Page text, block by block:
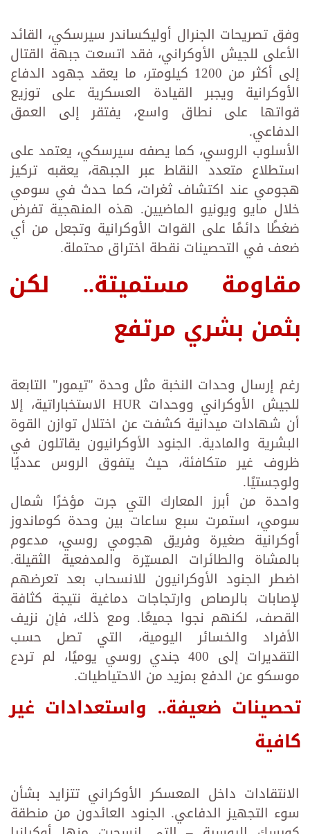
وفق تصريحات الجنرال أوليكساندر سيرسكي، القائد
الأعلى للجيش الأوكراني، فقد اتسعت جبهة القتال
إلى أكثر من 1200 كيلومتر، ما يعقد جهود الدفاع
الأوكرانية ويجبر القيادة العسكرية على توزيع
قواتها على نطاق واسع، يفتقر إلى العمق
الدفاعي.
الأسلوب الروسي، كما يصفه سيرسكي، يعتمد على
استطلاع متعدد النقاط عبر الجبهة، يعقبه تركيز
هجومي عند اكتشاف ثغرات، كما حدث في سومي
خلال مايو ويونيو الماضيين. هذه المنهجية تفرض
ضغطًا دائمًا على القوات الأوكرانية وتجعل من أي
ضعف في التحصينات نقطة اختراق محتملة.
مقاومة مستميتة.. لكن
بثمن بشري مرتفع
رغم إرسال وحدات النخبة مثل وحدة "تيمور" التابعة
للجيش الأوكراني ووحدات HUR الاستخباراتية، إلا
أن شهادات ميدانية كشفت عن اختلال توازن القوة
البشرية والمادية. الجنود الأوكرانيون يقاتلون في
ظروف غير متكافئة، حيث يتفوق الروس عدديًا
ولوجستيًا.
واحدة من أبرز المعارك التي جرت مؤخرًا شمال
سومي، استمرت سبع ساعات بين وحدة كوماندوز
أوكرانية صغيرة وفريق هجومي روسي، مدعوم
بالمشاة والطائرات المسيّرة والمدفعية الثقيلة.
اضطر الجنود الأوكرانيون للانسحاب بعد تعرضهم
لإصابات بالرصاص وارتجاجات دماغية نتيجة كثافة
القصف، لكنهم نجوا جميعًا. ومع ذلك، فإن نزيف
الأفراد والخسائر اليومية، التي تصل حسب
التقديرات إلى 400 جندي روسي يوميًا، لم تردع
موسكو عن الدفع بمزيد من الاحتياطيات.
تحصينات ضعيفة.. واستعدادات غير
كافية
الانتقادات داخل المعسكر الأوكراني تتزايد بشأن
سوء التجهيز الدفاعي. الجنود العائدون من منطقة